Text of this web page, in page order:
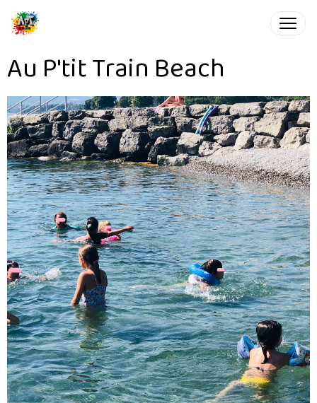
Au P'tit Train Beach